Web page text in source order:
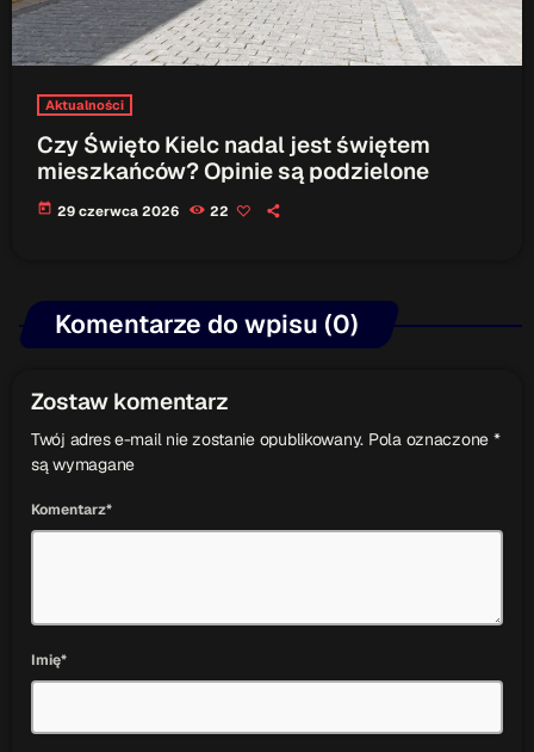
Aktualności
Czy Święto Kielc nadal jest świętem
mieszkańców? Opinie są podzielone
today 29 czerwca 2026 22
Komentarze do wpisu (0)
Zostaw komentarz
Twój adres e-mail nie zostanie opublikowany. Pola oznaczone *
są wymagane
Komentarz*
Imię*